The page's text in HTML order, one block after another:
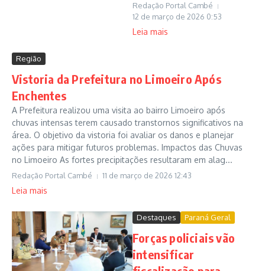
Redação Portal Cambé
12 de março de 2026 0:53
Leia mais
Região
Vistoria da Prefeitura no Limoeiro Após
Enchentes
A Prefeitura realizou uma visita ao bairro Limoeiro após
chuvas intensas terem causado transtornos significativos na
área. O objetivo da vistoria foi avaliar os danos e planejar
ações para mitigar futuros problemas. Impactos das Chuvas
no Limoeiro As fortes precipitações resultaram em alag...
Redação Portal Cambé 11 de março de 2026 12:43
Leia mais
Destaques Paraná Geral
Forças policiais vão
intensificar